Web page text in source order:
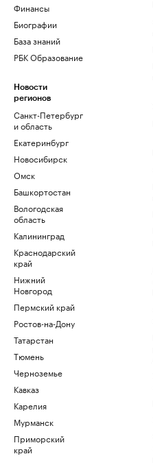
Финансы
Биографии
База знаний
РБК Образование
Новости
регионов
Санкт-Петербург
и область
Екатеринбург
Новосибирск
Омск
Башкортостан
Вологодская
область
Калининград
Краснодарский
край
Нижний
Новгород
Пермский край
Ростов-на-Дону
Татарстан
Тюмень
Черноземье
Кавказ
Карелия
Мурманск
Приморский
край